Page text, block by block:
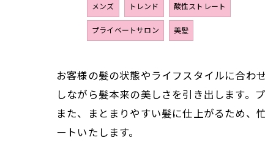
メンズ
トレンド
酸性ストレート
プライベートサロン
美髪
お客様の髪の状態やライフスタイルに合わ
しながら髪本来の美しさを引き出します。
また、まとまりやすい髪に仕上がるため、
ートいたします。